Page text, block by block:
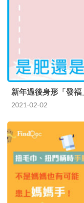
新年過後身形「發
2021-02-02